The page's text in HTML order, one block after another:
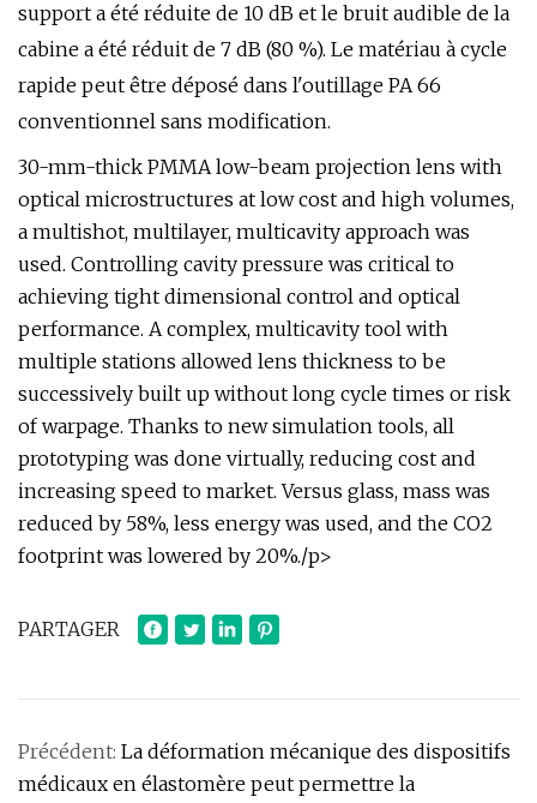
support a été réduite de 10 dB et le bruit audible de la
cabine a été réduit de 7 dB (80 %). Le matériau à cycle
rapide peut être déposé dans l'outillage PA 66
conventionnel sans modification.
30-mm-thick PMMA low-beam projection lens with
optical microstructures at low cost and high volumes,
a multishot, multilayer, multicavity approach was
used. Controlling cavity pressure was critical to
achieving tight dimensional control and optical
performance. A complex, multicavity tool with
multiple stations allowed lens thickness to be
successively built up without long cycle times or risk
of warpage. Thanks to new simulation tools, all
prototyping was done virtually, reducing cost and
increasing speed to market. Versus glass, mass was
reduced by 58%, less energy was used, and the CO2
footprint was lowered by 20%./p>
PARTAGER
Précédent: La déformation mécanique des dispositifs
médicaux en élastomère peut permettre la